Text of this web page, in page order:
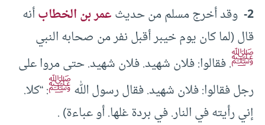
2- وقد أخرج مسلم من حديثعمر بن الخطابأنه
قال (لما كان يوم خيبر أقبل نفر من صحابه النبي
ﷺ. فقالوا: فلان شهيد. فلان شهيد. حتى مروا على
رجل فقالوا: فلان شهيد. فقال رسول اللهﷺ: “كلا.
إني رأيته في النار. في بردة غلها. أو عباءة) .